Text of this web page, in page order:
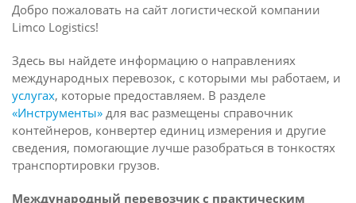
Добро пожаловать на сайт логистической компании
Limco Logistics!
Здесь вы найдете информацию о направлениях
международных перевозок, с которыми мы работаем, и
услугах, которые предоставляем. В разделе
«Инструменты» для вас размещены справочник
контейнеров, конвертер единиц измерения и другие
сведения, помогающие лучше разобраться в тонкостях
транспортировки грузов.
Международный перевозчик с практическим